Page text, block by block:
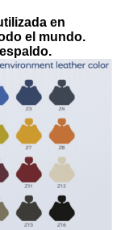
en
el mundo.